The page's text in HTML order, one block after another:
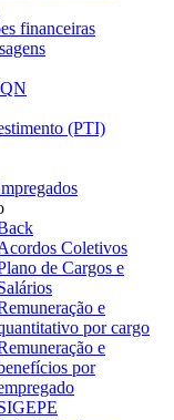
financeiras
(PTI)
Coletivos
de Cargos e
e
por cargo
e
por